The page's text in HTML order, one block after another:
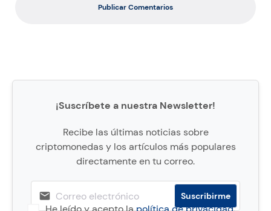
Publicar Comentarios
¡Suscríbete a nuestra Newsletter!
Recibe las últimas noticias sobre
criptomonedas y los artículos más populares
directamente en tu correo.